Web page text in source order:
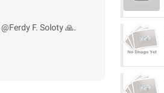
F. Soloty 🙏.